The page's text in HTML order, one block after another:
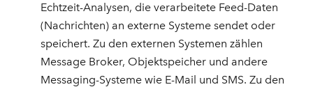
Echtzeit-Analysen, die verarbeitete Feed-Daten
(Nachrichten) an externe Systeme sendet oder
speichert. Zu den externen Systemen zählen
Message Broker, Objektspeicher und andere
Messaging-Systeme wie E-Mail und SMS. Zu den